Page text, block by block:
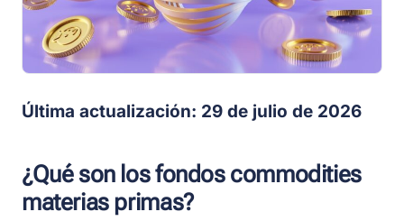
Última actualización: 29 de julio de 2026
¿Qué son los fondos commodities
materias primas?